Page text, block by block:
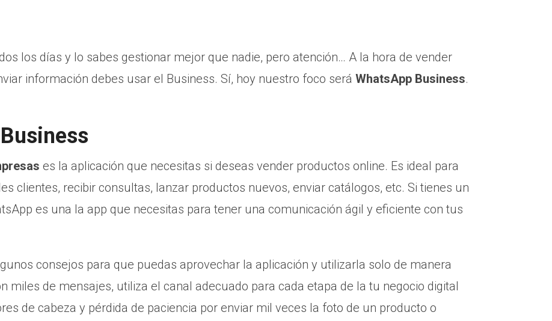
los días y lo sabes gestionar mejor que nadie, pero atención… A la hora de vender
información debes usar el Business. Sí, hoy nuestro foco seráWhatsApp Business.
es la aplicación que necesitas si deseas vender productos online. Es ideal para
clientes, recibir consultas, lanzar productos nuevos, enviar catálogos, etc. Si tienes un
es una la app que necesitas para tener una comunicación ágil y eficiente con tus
consejos para que puedas aprovechar la aplicación y utilizarla solo de manera
miles de mensajes, utiliza el canal adecuado para cada etapa de la tu negocio digital
de cabeza y pérdida de paciencia por enviar mil veces la foto de un producto o